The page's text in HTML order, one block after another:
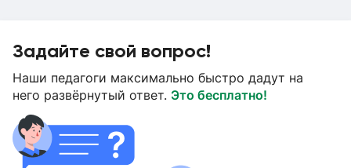
Задайте свой вопрос!
Наши педагоги максимально быстро дадут на
него развёрнутый ответ. Это бесплатно!